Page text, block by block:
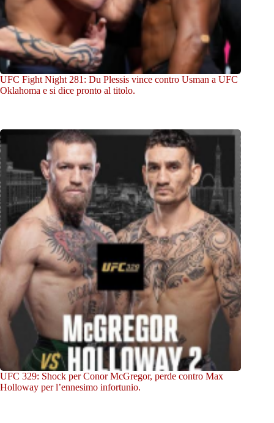
UFC Fight Night 281: Du Plessis vince contro Usman a UFC
Oklahoma e si dice pronto al titolo.
UFC 329: Shock per Conor McGregor, perde contro Max
Holloway per l’ennesimo infortunio.